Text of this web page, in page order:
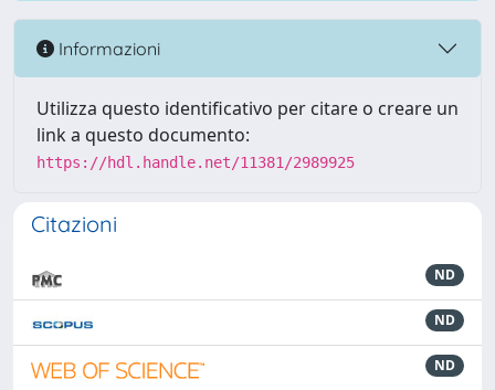
Informazioni
Utilizza questo identificativo per citare o creare un
link a questo documento:
https://hdl.handle.net/11381/2989925
Citazioni
ND
ND
ND